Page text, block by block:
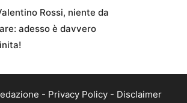
Rossi, niente da
adesso è davvero
- Privacy Policy - Disclaimer